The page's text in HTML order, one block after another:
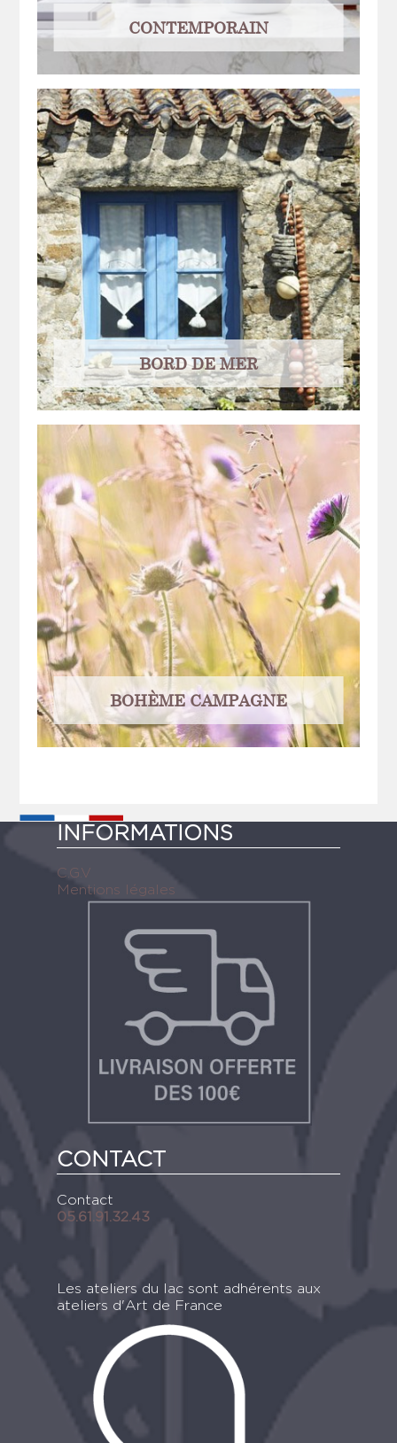
CONTEMPORAIN
BORD DE MER
BOHÈME CAMPAGNE
INFORMATIONS
C.G.V
Mentions légales
CONTACT
Contact
05.61.91.32.43
Les ateliers du lac sont adhérents aux
ateliers d'Art de France